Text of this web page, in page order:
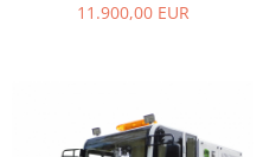
11.900,00 EUR